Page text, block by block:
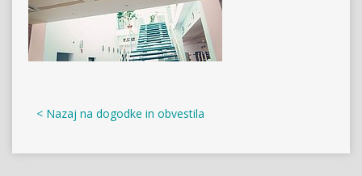
< Nazaj na dogodke in obvestila